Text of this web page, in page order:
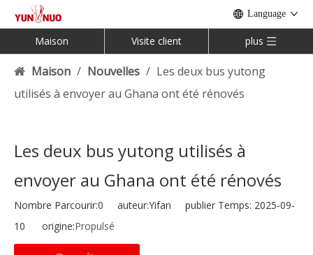
Language
Maison Visite client plus
Maison / Nouvelles / Les deux bus yutong
utilisés à envoyer au Ghana ont été rénovés
Les deux bus yutong utilisés à
envoyer au Ghana ont été rénovés
Nombre Parcourir:0 auteur:Yifan publier Temps: 2025-09-
10 origine:Propulsé